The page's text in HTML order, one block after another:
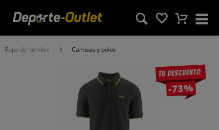
Ropa de hombre Camisas y polos
Tu descuento
-73%